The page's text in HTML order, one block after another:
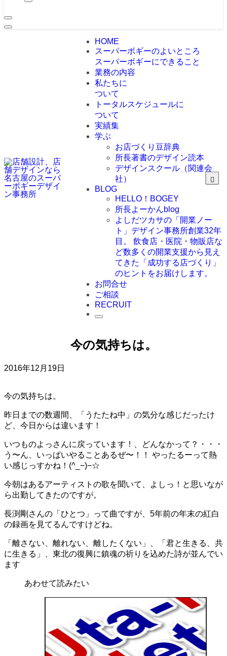
HOME
スーパーボギーのよいところ
スーパーボギーにできること
業務の内容
私たちに
ついて
トータルスケジュールに
ついて
実績集
学ぶ
お店づくり豆辞典
所長著書のデザイン読本
デザインスクール（関連会
社）
BLOG
HELLO！BOGEY
所長よーかんblog
よしだツカサの「開業ノー
ト」 デザイン事務所創業32年
目。 飲食店・医院・物販店な
ど数多くの開業支援から見え
てきた「成功する店づくり」
のヒントをお届けします。
お問合せ
ご相談
RECRUIT
今の気持ちは。
2016年12月19日
今の気持ちは。
昨日までの数週間、「うたたね中」の気分な感じだったけ
ど、今日からは違います！
いつものよっさんに戻っています！、どんなかって？・・・
う〜ん、いっぱいやることあるぜ〜！！ やったるーって熱
い感じっすかね！(^_−)−☆
今朝はあるアーティストの歌を聞いて、よしっ！と思いなが
ら出勤してきたのですが。
長渕剛さんの「ひとつ」って曲ですが、5年前の年末の紅白
の録画を見てるんですけどね。
「離さない、離れない、離したくない」、「君と生きる、共
に生きる」、東北の復興に鎮魂の祈りを込めた詩が並んでい
ます
あわせて読みたい